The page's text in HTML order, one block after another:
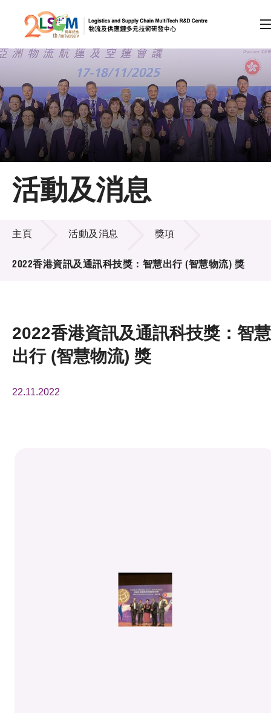
跳到內容（按回車鍵）
會員登入
A A EN 繁 简
主頁
關於LSCM
技術商品化
項目及資助計劃
獎項
活動及消息
活動及消息
主頁 活動及消息 獎項
2022香港資訊及通訊科技獎：智慧出行 (智慧物流) 獎
2022香港資訊及通訊科技獎：智慧
出行 (智慧物流) 獎
22.11.2022